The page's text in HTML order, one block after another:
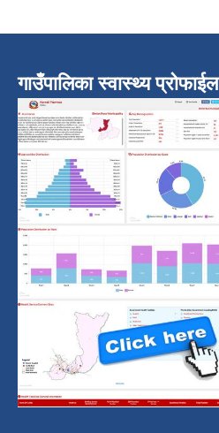
गाउँपालिका स्वास्थ्य प्रोफाईल